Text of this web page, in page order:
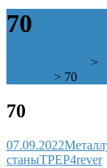
70
>
> 70
70
07.09.2022
станыTPEP4rever